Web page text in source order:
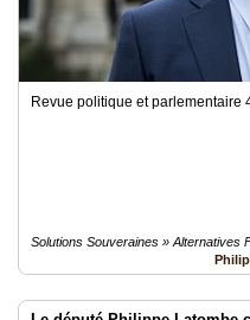
Revue politique et parlementaire
Solutions Souveraines » Alternatives